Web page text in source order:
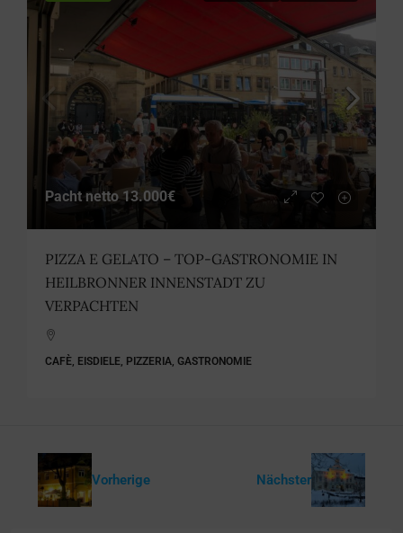
Pacht netto13.000€
PIZZA E GELATO – TOP-GASTRONOMIE IN
HEILBRONNER INNENSTADT ZU
VERPACHTEN
CAFÈ, EISDIELE, PIZZERIA, GASTRONOMIE
Vorherige Nächster